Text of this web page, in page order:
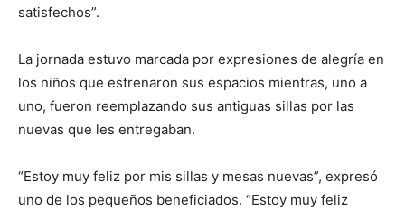
satisfechos”.
La jornada estuvo marcada por expresiones de alegría en
los niños que estrenaron sus espacios mientras, uno a
uno, fueron reemplazando sus antiguas sillas por las
nuevas que les entregaban.
“Estoy muy feliz por mis sillas y mesas nuevas”, expresó
uno de los pequeños beneficiados. “Estoy muy feliz